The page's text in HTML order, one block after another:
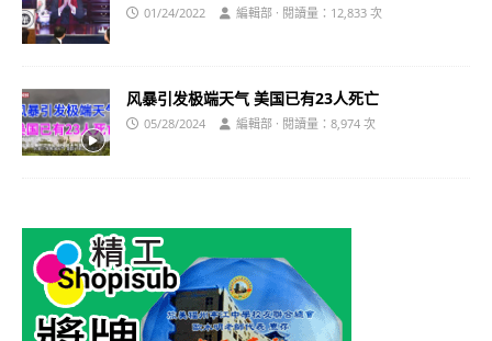
01/24/2022 編輯部 · 閱讀量：12,833 次
风暴引发极端天气 美国已有23人死亡
05/28/2024 編輯部 · 閱讀量：8,974 次